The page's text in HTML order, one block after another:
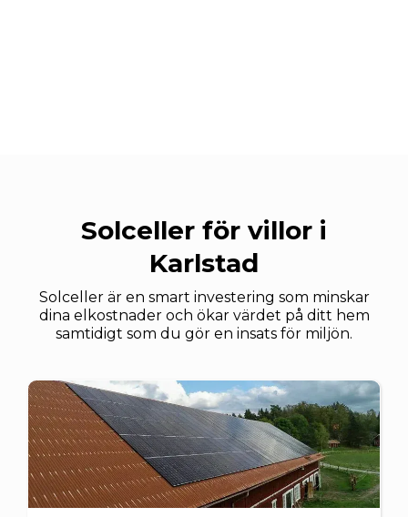
Solceller för villor i
Karlstad
Solceller är en smart investering som minskar
dina elkostnader och ökar värdet på ditt hem
samtidigt som du gör en insats för miljön.